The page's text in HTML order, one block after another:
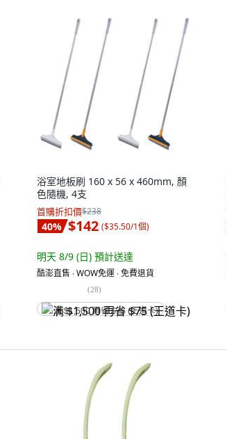
浴室地板刷 160 x 56 x 460mm, 顏
色隨機, 4支
首購折扣價$238
40% $142 ($35.50/1個)
明天 8/9 (日) 預計送達
酷澎直售 ∙ WOW免運 ∙ 免費退貨
(28)
满 $1,500 再省 $75 (王道卡)